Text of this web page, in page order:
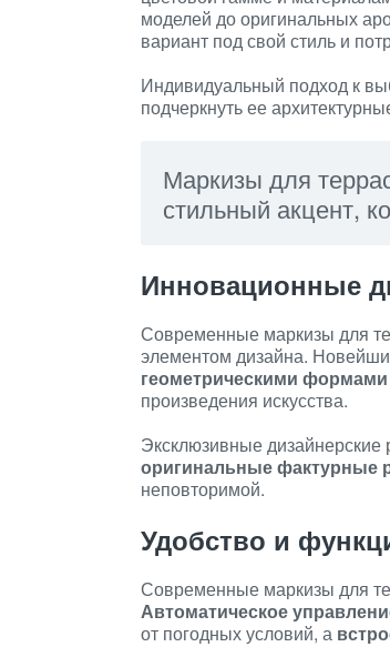
моделей до оригинальных
вариант под свой стиль и
Индивидуальный подход к
подчеркнуть ее
Маркизы для
стильный акцент,
Инновационные
Современные маркизы для
элементом дизайна.
геометрическими формами
произведения искусства.
Эксклюзивные
оригинальные фактурные
неповторимой.
Удобство и
Современные маркизы для
Автоматическое
от погодных условий, а